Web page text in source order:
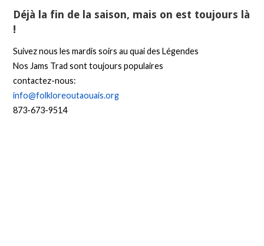
Déjà la fin de la saison, mais on est toujours là
!
Suivez nous les mardis soirs au quai des Légendes
Nos Jams Trad sont toujours populaires
contactez-nous:
info@folkloreoutaouais.org
873-673-9514